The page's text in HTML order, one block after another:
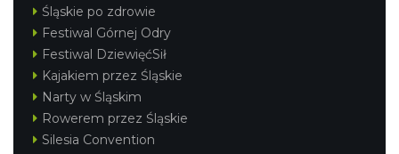
Śląskie po zdrowie
Festiwal Górnej Odry
Festiwal DziewięćSił
Kajakiem przez Śląskie
Narty w Śląskim
Rowerem przez Śląskie
Silesia Convention